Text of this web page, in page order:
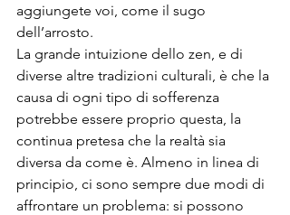
aggiungete voi, come il sugo
dell’arrosto.
La grande intuizione dello zen, e di
diverse altre tradizioni culturali, è che la
causa di ogni tipo di sofferenza
potrebbe essere proprio questa, la
continua pretesa che la realtà sia
diversa da come è. Almeno in linea di
principio, ci sono sempre due modi di
affrontare un problema: si possono